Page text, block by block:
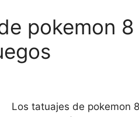
pokemon
Los tatuajes de pokemon